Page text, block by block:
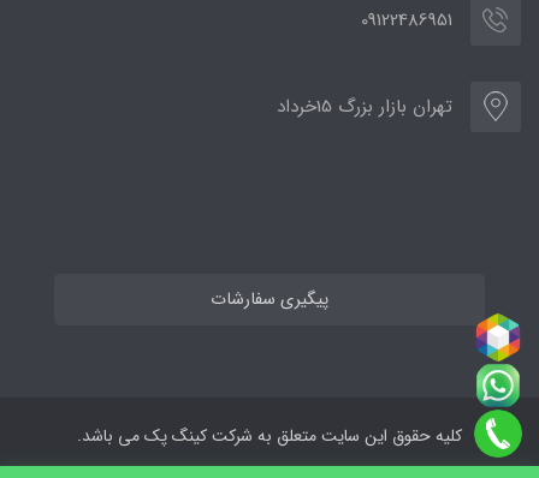
09122486951
تهران بازار بزرگ 15خرداد
پیگیری سفارشات
کلیه حقوق این سایت متعلق به شرکت کینگ پک می باشد.